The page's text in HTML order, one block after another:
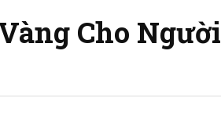
Cho Người